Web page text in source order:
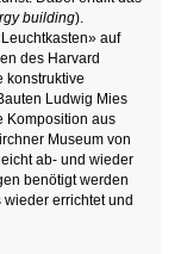
building).
auf
des Harvard
konstruktive
Ludwig Mies
Komposition aus
Museum von
ab- und wieder
benötigt werden
errichtet und